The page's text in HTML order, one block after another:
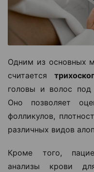
Одним из основных
считается
головы и волос под
Оно позволяет
фолликулов,
различных видов
Кроме того,
анализы крови